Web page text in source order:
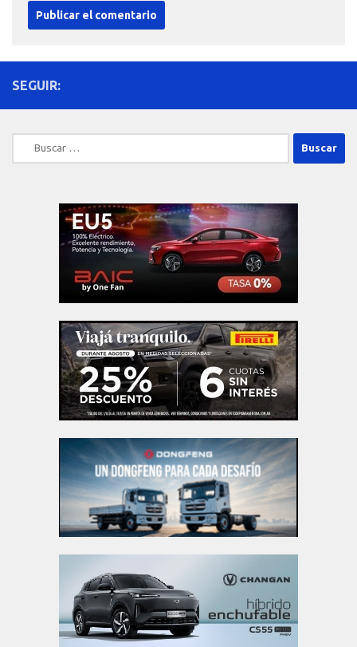
SEGUIR:
Buscar: